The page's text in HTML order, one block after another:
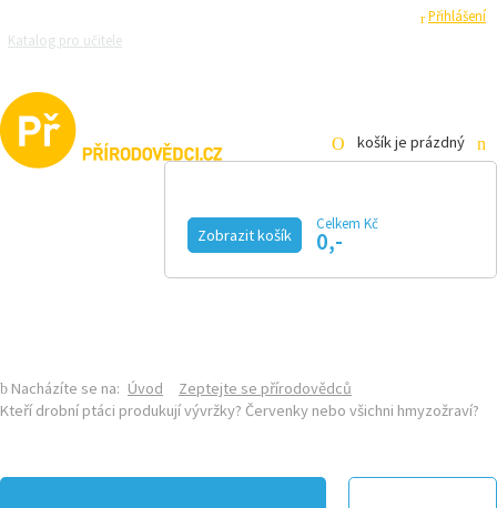
Přihlášení
Katalog pro učitele
košík je prázdný
Zobrazit košík
Celkem Kč
0,-
Nacházíte se na: Úvod
Zeptejte se přírodovědců
Kteří drobní ptáci produkují vývržky? Červenky nebo všichni hmyzožraví?